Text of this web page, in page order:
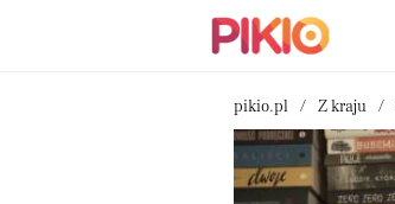
pikio.pl Z kraju